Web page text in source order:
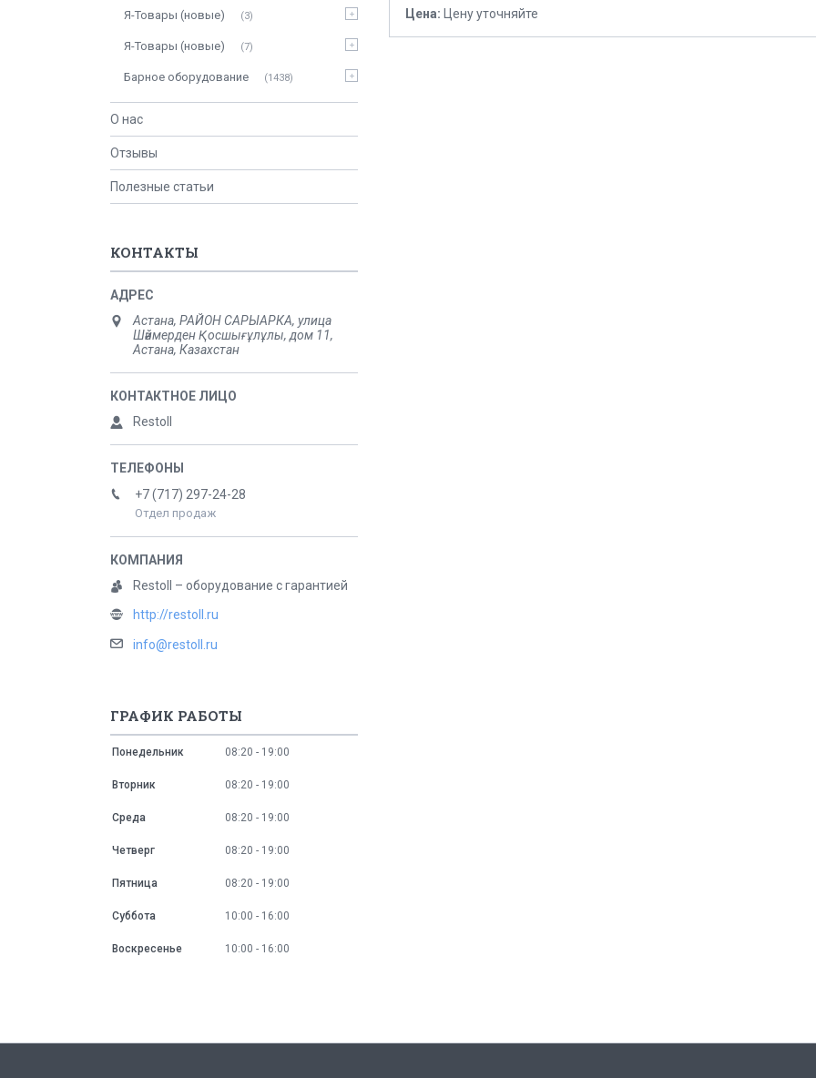
Цена: Цену уточняйте
Я-Товары (новые) 3
Я-Товары (новые) 7
Барное оборудование 1438
О нас
Отзывы
Полезные статьи
КОНТАКТЫ
Астана, РАЙОН САРЫАРКА, улица
Шәймерден Қосшығұлұлы, дом 11,
Астана, Казахстан
Restoll
+7 (717) 297-24-28
Отдел продаж
Restoll – оборудование с гарантией
http://restoll.ru
info@restoll.ru
ГРАФИК РАБОТЫ
Понедельник 08:20 19:00
Вторник 08:20 19:00
Среда 08:20 19:00
Четверг 08:20 19:00
Пятница 08:20 19:00
Суббота 10:00 16:00
Воскресенье 10:00 16:00